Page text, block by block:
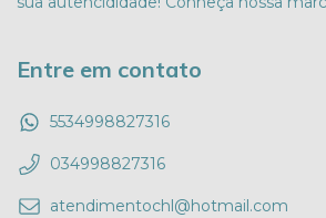
Entre em contato
5534998827316
034998827316
atendimentochl@hotmail.com